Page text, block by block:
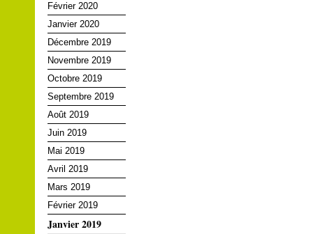
Février 2020
Janvier 2020
Décembre 2019
Novembre 2019
Octobre 2019
Septembre 2019
Août 2019
Juin 2019
Mai 2019
Avril 2019
Mars 2019
Février 2019
Janvier 2019